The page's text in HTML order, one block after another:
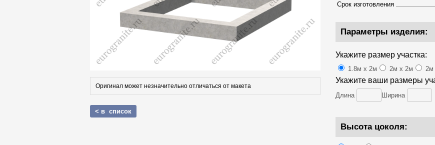
Оригинал может незначительно отличаться от макета
< в список
Срок изготовления
Параметры изделия:
Укажите размер участка:
1.8м х 2м 2м х 2м 2м
Укажите ваши размеры
Длина Ширина
Высота цоколя: